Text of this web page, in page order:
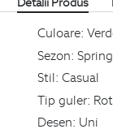
Culoare:
Sezon:
Stil: Casual
Tip guler:
Desen: Uni